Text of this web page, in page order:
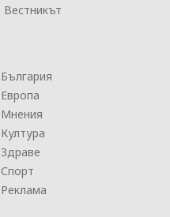
Вестникът
България
Европа
Мнения
Култура
Здраве
Спорт
Реклама